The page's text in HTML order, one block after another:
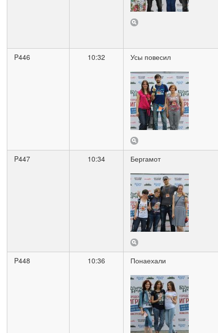
P446 10:32 Усы повесил
P447 10:34 Бергамот
P448 10:36 Понаехали